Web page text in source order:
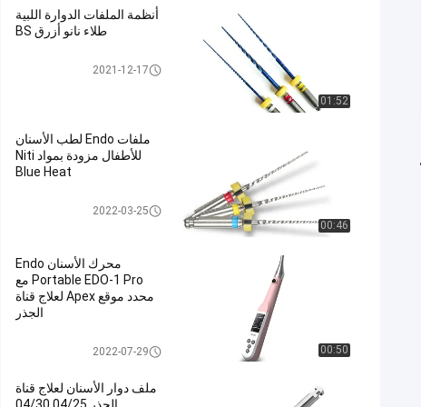
01:52
أنظمة الملفات الدوارة اللبية
طلاء نانو أزرق BS
ملفات الروتاري إندو2021-12-17
00:46
ملفات Endo لطب الأسنان
للأطفال مزودة بمواد Niti
Blue Heat
ملفات الروتاري إندو2022-03-25
00:50
محرك الأسنان Endo
Portable EDO-1 Pro مع
محدد موقع Apex لعلاج قناة
الجذر
ملفات الروتاري إندو2022-07-29
ملف دوار الأسنان لعلاج قناة